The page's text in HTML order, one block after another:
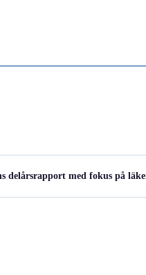
med fokus på